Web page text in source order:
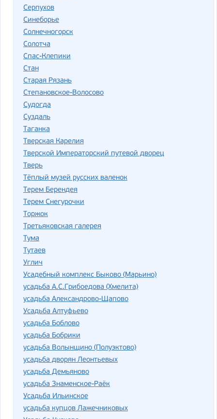
Серпухов
Синеборье
Солнечногорск
Солотча
Спас-Клепики
Стан
Старая Рязань
Степановское-Волосово
Судогда
Суздаль
Таганка
Тверская Карелия
Тверской Императорский путевой дворец
Тверь
Тёплый музей русских валенок
Терем Берендея
Терем Снегурочки
Торжок
Третьяковская галерея
Тума
Тутаев
Углич
Усадебный комплекс Быково (Марьино)
усадьба А.С.Грибоедова (Хмелита)
усадьба Александрово-Щапово
Усадьба Алтуфьево
усадьба Боблово
усадьба Бобрики
усадьба Волынщино (Полуэктово)
усадьба дворян Леонтьевых
усадьба Демьяново
усадьба Знаменское-Раёк
Усадьба Ильинское
усадьба купцов Лажечниковых